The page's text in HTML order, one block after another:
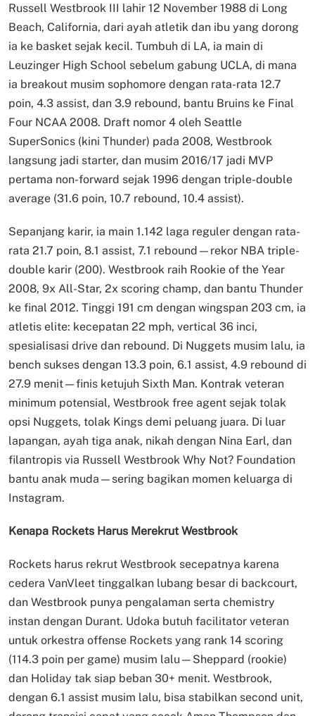
Russell Westbrook III lahir 12 November 1988 di Long
Beach, California, dari ayah atletik dan ibu yang dorong
ia ke basket sejak kecil. Tumbuh di LA, ia main di
Leuzinger High School sebelum gabung UCLA, di mana
ia breakout musim sophomore dengan rata-rata 12.7
poin, 4.3 assist, dan 3.9 rebound, bantu Bruins ke Final
Four NCAA 2008. Draft nomor 4 oleh Seattle
SuperSonics (kini Thunder) pada 2008, Westbrook
langsung jadi starter, dan musim 2016/17 jadi MVP
pertama non-forward sejak 1996 dengan triple-double
average (31.6 poin, 10.7 rebound, 10.4 assist).
Sepanjang karir, ia main 1.142 laga reguler dengan rata-
rata 21.7 poin, 8.1 assist, 7.1 rebound—rekor NBA triple-
double karir (200). Westbrook raih Rookie of the Year
2008, 9x All-Star, 2x scoring champ, dan bantu Thunder
ke final 2012. Tinggi 191 cm dengan wingspan 203 cm, ia
atletis elite: kecepatan 22 mph, vertical 36 inci,
spesialisasi drive dan rebound. Di Nuggets musim lalu, ia
bench sukses dengan 13.3 poin, 6.1 assist, 4.9 rebound di
27.9 menit—finis ketujuh Sixth Man. Kontrak veteran
minimum potensial, Westbrook free agent sejak tolak
opsi Nuggets, tolak Kings demi peluang juara. Di luar
lapangan, ayah tiga anak, nikah dengan Nina Earl, dan
filantropis via Russell Westbrook Why Not? Foundation
bantu anak muda—sering bagikan momen keluarga di
Instagram.
Kenapa Rockets Harus Merekrut Westbrook
Rockets harus rekrut Westbrook secepatnya karena
cedera VanVleet tinggalkan lubang besar di backcourt,
dan Westbrook punya pengalaman serta chemistry
instan dengan Durant. Udoka butuh facilitator veteran
untuk orkestra offense Rockets yang rank 14 scoring
(114.3 poin per game) musim lalu—Sheppard (rookie)
dan Holiday tak siap beban 30+ menit. Westbrook,
dengan 6.1 assist musim lalu, bisa stabilkan second unit,